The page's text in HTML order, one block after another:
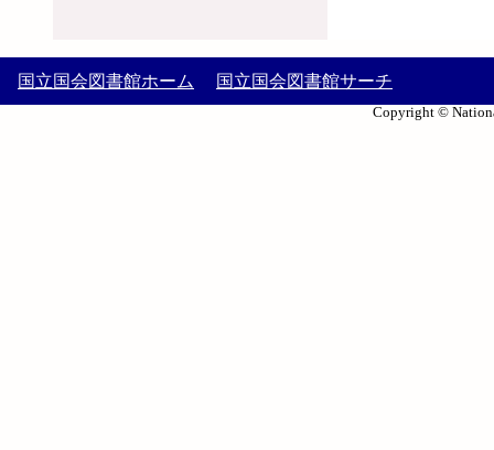
国立国会図書館ホーム 国立国会図書館サーチ
Copyright ©